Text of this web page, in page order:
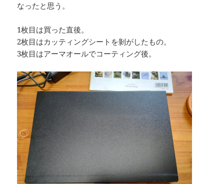
なったと思う。
1枚目は買った直後。
2枚目はカッティングシートを剝がしたもの。
3枚目はアーマオールでコーティング後。